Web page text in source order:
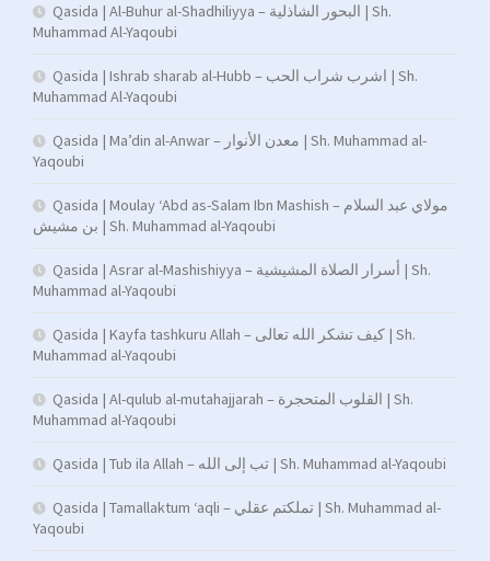
Qasida | Al-Buhur al-Shadhiliyya – البحور الشاذلية | Sh.
Muhammad Al-Yaqoubi
Qasida | Ishrab sharab al-Hubb – اشرب شراب الحب | Sh.
Muhammad Al-Yaqoubi
Qasida | Ma’din al-Anwar – معدن الأنوار | Sh. Muhammad al-
Yaqoubi
Qasida | Moulay ‘Abd as-Salam Ibn Mashish – مولاي عبد السلام
بن مشيش | Sh. Muhammad al-Yaqoubi
Qasida | Asrar al-Mashishiyya – أسرار الصلاة المشيشية | Sh.
Muhammad al-Yaqoubi
Qasida | Kayfa tashkuru Allah – كيف تشكر الله تعالى | Sh.
Muhammad al-Yaqoubi
Qasida | Al-qulub al-mutahajjarah – القلوب المتحجرة | Sh.
Muhammad al-Yaqoubi
Qasida | Tub ila Allah – تب إلى الله | Sh. Muhammad al-Yaqoubi
Qasida | Tamallaktum ‘aqli – تملكتم عقلي | Sh. Muhammad al-
Yaqoubi